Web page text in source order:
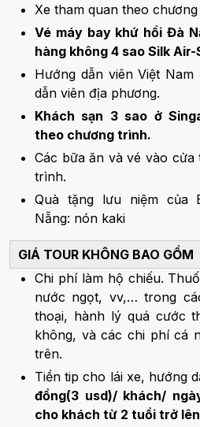
Xe tham quan theo
Vé máy bay khứ hồi Đà
hàng không 4 sao Silk
Hướng dẫn viên Việt
dẫn viên địa phương.
Khách sạn 3 sao ở
theo chương trình.
Các bữa ăn và vé vào
trình.
Quà tặng lưu niệm của
Nẵng: nón kaki
GIÁ TOUR KHÔNG BAO GỒM
Chi phí làm hộ chiếu.
nước ngọt, vv,… trong
thoại, hành lý quá cước
không, và các chi phí cá
trên.
Tiền tip cho lái xe, hướng
đồng(3 usd)/ khách/
cho khách từ 2 tuổi trở